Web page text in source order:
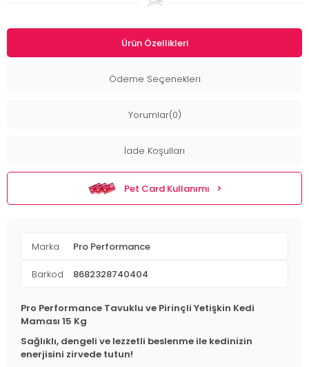
Ürün Özellikleri
Ödeme Seçenekleri
Yorumlar(0)
İade Koşulları
Pet Card Kullanımı
Marka Pro Performance
Barkod 8682328740404
Pro Performance Tavuklu ve Pirinçli Yetişkin Kedi
Maması 15 Kg
Sağlıklı, dengeli ve lezzetli beslenme ile kedinizin
enerjisini zirvede tutun!